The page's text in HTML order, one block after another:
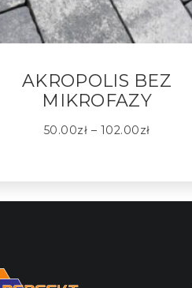
AKROPOLIS BEZ
MIKROFAZY
50.00zł – 102.00zł